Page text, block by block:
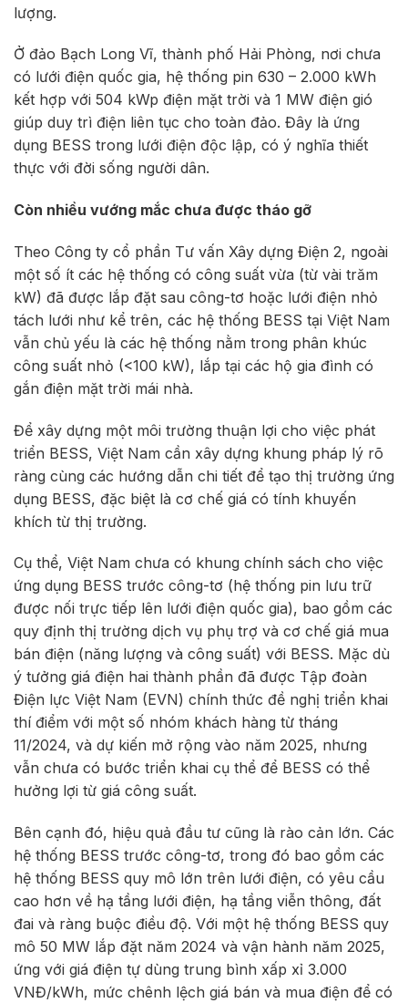
lượng.
Ở đảo Bạch Long Vĩ, thành phố Hải Phòng, nơi chưa
có lưới điện quốc gia, hệ thống pin 630 – 2.000 kWh
kết hợp với 504 kWp điện mặt trời và 1 MW điện gió
giúp duy trì điện liên tục cho toàn đảo. Đây là ứng
dụng BESS trong lưới điện độc lập, có ý nghĩa thiết
thực với đời sống người dân.
Còn nhiều vướng mắc chưa được tháo gỡ
Theo Công ty cổ phần Tư vấn Xây dựng Điện 2, ngoài
một số ít các hệ thống có công suất vừa (từ vài trăm
kW) đã được lắp đặt sau công-tơ hoặc lưới điện nhỏ
tách lưới như kể trên, các hệ thống BESS tại Việt Nam
vẫn chủ yếu là các hệ thống nằm trong phân khúc
công suất nhỏ (<100 kW), lắp tại các hộ gia đình có
gắn điện mặt trời mái nhà.
Để xây dựng một môi trường thuận lợi cho việc phát
triển BESS, Việt Nam cần xây dựng khung pháp lý rõ
ràng cùng các hướng dẫn chi tiết để tạo thị trường ứng
dụng BESS, đặc biệt là cơ chế giá có tính khuyến
khích từ thị trường.
Cụ thể, Việt Nam chưa có khung chính sách cho việc
ứng dụng BESS trước công-tơ (hệ thống pin lưu trữ
được nối trực tiếp lên lưới điện quốc gia), bao gồm các
quy định thị trường dịch vụ phụ trợ và cơ chế giá mua
bán điện (năng lượng và công suất) với BESS. Mặc dù
ý tưởng giá điện hai thành phần đã được Tập đoàn
Điện lực Việt Nam (EVN) chính thức đề nghị triển khai
thí điểm với một số nhóm khách hàng từ tháng
11/2024, và dự kiến mở rộng vào năm 2025, nhưng
vẫn chưa có bước triển khai cụ thể để BESS có thể
hưởng lợi từ giá công suất.
Bên cạnh đó, hiệu quả đầu tư cũng là rào cản lớn. Các
hệ thống BESS trước công-tơ, trong đó bao gồm các
hệ thống BESS quy mô lớn trên lưới điện, có yêu cầu
cao hơn về hạ tầng lưới điện, hạ tầng viễn thông, đất
đai và ràng buộc điều độ. Với một hệ thống BESS quy
mô 50 MW lắp đặt năm 2024 và vận hành năm 2025,
ứng với giá điện tự dùng trung bình xấp xỉ 3.000
VNĐ/kWh, mức chênh lệch giá bán và mua điện để có